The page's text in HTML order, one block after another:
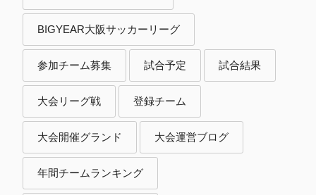
BIGYEAR大阪サッカーリーグ
参加チーム募集 試合予定 試合結果
大会リーグ戦 登録チーム
大会開催グランド 大会運営ブログ
年間チームランキング